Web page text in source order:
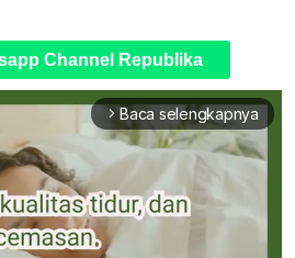
Channel Republika
arrow_forward_ios Baca selengkapnya